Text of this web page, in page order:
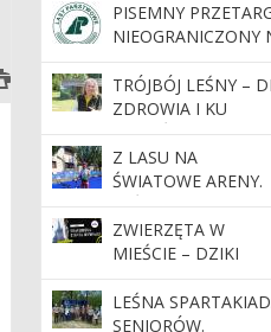
PISEMNY
NIEOGRANICZONY
SPRZEDAŻ
UŻYWANYCH
ŚRODKÓW
I NIETRWAŁYCH
(DRUKARKI).
TRÓJBÓJ LEŚNY –
ZDROWIA I KU
RADOŚCI
Z LASU NA
ŚWIATOWE ARENY.
LEŚNIK Z
NADLEŚNICTWA
LIMANOWA W
CZOŁÓWCE
ŚWIATA W
PARATRIATLONIE
ZWIERZĘTA W
MIEŚCIE – DZIKI
MIESZCZUCH POD
WAWELEM
LEŚNA
SENIORÓW.